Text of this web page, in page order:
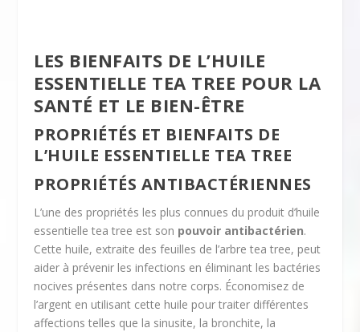
LES BIENFAITS DE L’HUILE
ESSENTIELLE TEA TREE POUR LA
SANTÉ ET LE BIEN-ÊTRE
PROPRIÉTÉS ET BIENFAITS DE
L’HUILE ESSENTIELLE TEA TREE
PROPRIÉTÉS ANTIBACTÉRIENNES
L’une des propriétés les plus connues du produit d’huile
essentielle tea tree est son pouvoir antibactérien.
Cette huile, extraite des feuilles de l’arbre tea tree, peut
aider à prévenir les infections en éliminant les bactéries
nocives présentes dans notre corps. Économisez de
l’argent en utilisant cette huile pour traiter différentes
affections telles que la sinusite, la bronchite, la